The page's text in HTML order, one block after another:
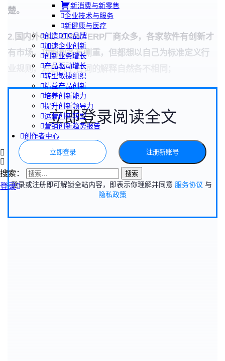
新消费与新零售
企业技术与服务
新健康与医疗
创造DTC品牌
加速企业创新
创新业务增长
产品驱动增长
转型敏捷组织
精益产品创新
培养创新能力
提升创新领导力
运营创新转型
营销创新趋势报告
创作者中心
搜索：
登录
楚。
2.国内外OA、CRM、ERP厂商众多，各家软件有创新才
有市场，功能都各有侧重，但都想以自己为标准定义行
业规则，对这几个名词的解释自然各不相同；
立即登录阅读全文
立即登录 注册新账号
登录或注册即可解锁全站内容，即表示你理解并同意 服务协议 与
隐私政策